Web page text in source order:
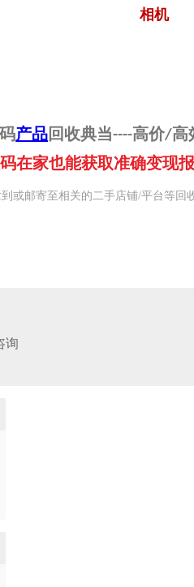
相机
产品 回收典当----高价/
在家也能获取准确变现
或邮寄至相关的二手店铺/平台等
询